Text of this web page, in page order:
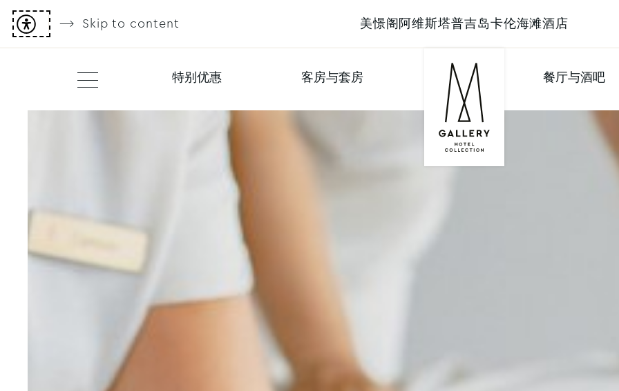
Skip to content 美憬阁阿维斯塔普吉岛卡伦海滩酒店
特别优惠 客房与套房 餐厅与酒吧